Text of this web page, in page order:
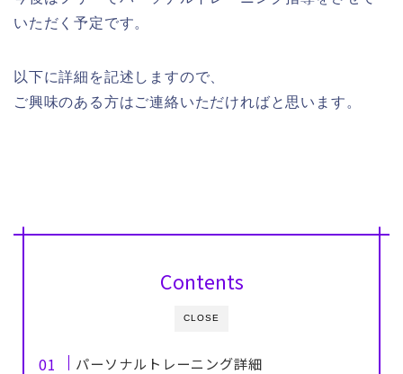
いただく予定です。
以下に詳細を記述しますので、
ご興味のある方はご連絡いただければと思います。
CLOSE
Contents
パーソナルトレーニング詳細